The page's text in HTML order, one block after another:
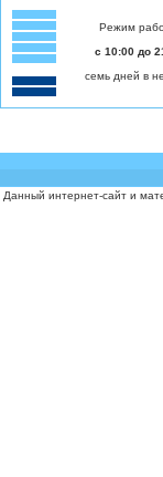
Режим
с 10:00 до
семь дней в
Данный интернет-сайт и